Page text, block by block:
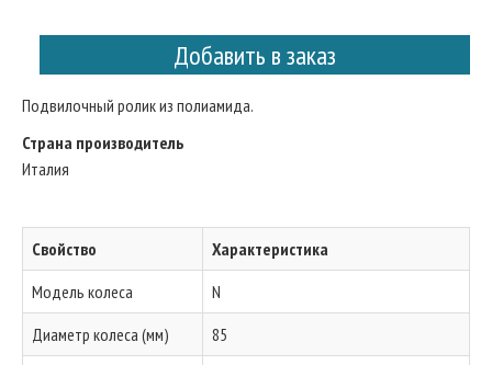
Добавить в заказ
Подвилочный ролик из полиамида.
Страна производитель
Италия
Свойство
Характеристика
Модель колеса
N
Диаметр колеса (мм)
85